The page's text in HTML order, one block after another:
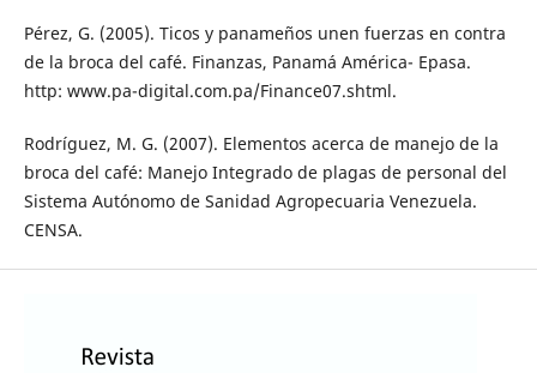
Pérez, G. (2005). Ticos y panameños unen fuerzas en contra
de la broca del café. Finanzas, Panamá América- Epasa.
http: www.pa-digital.com.pa/Finance07.shtml.
Rodríguez, M. G. (2007). Elementos acerca de manejo de la
broca del café: Manejo Integrado de plagas de personal del
Sistema Autónomo de Sanidad Agropecuaria Venezuela.
CENSA.